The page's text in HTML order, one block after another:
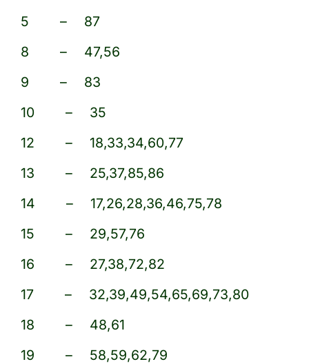
5 – 87
8 – 47,56
9 – 83
10 – 35
12 – 18,33,34,60,77
13 – 25,37,85,86
14 – 17,26,28,36,46,75,78
15 – 29,57,76
16 – 27,38,72,82
17 – 32,39,49,54,65,69,73,80
18 – 48,61
19 – 58,59,62,79